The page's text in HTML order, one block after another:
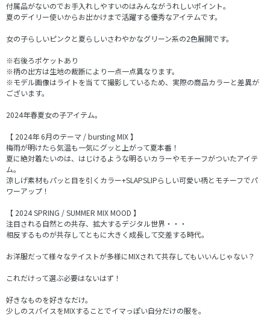
付属品がないのでお手入れしやすいのはみんながうれしいポイント。
夏のデイリー使いからお出かけまで活躍する優秀なアイテムです。
女の子らしいピンクと夏らしいさわやかなグリーン系の2色展開です。
※右後ろポケットあり
※柄の出方は生地の裁断により一点一点異なります。
※モデル画像はライトを当てて撮影しているため、実際の商品カラーと差異が
ございます。
2024年春夏女の子アイテム。
【 2024年 6月のテーマ / bursting MIX 】
梅雨が明けたら気温も一気にグッと上がって夏本番！
夏に絶対着たいのは、はじけるような明るいカラーやモチーフがついたアイテ
ム。
涼しげ素材もパッと目を引くカラー+SLAPSLIPらしい可愛い柄とモチーフでパ
ワーアップ！
【 2024 SPRING / SUMMER MIX MOOD 】
注目される自然との共存、拡大するデジタル世界・・・
相反するものが共存してともに大きく成長して交差する時代。
お洋服だって様々なテイストが多様にMIXされて共存してもいいんじゃない？
これだけって選ぶ必要はないはず！
好きなものを好きなだけ。
少しのスパイスをMIXすることでイマっぽい自分だけの服を。